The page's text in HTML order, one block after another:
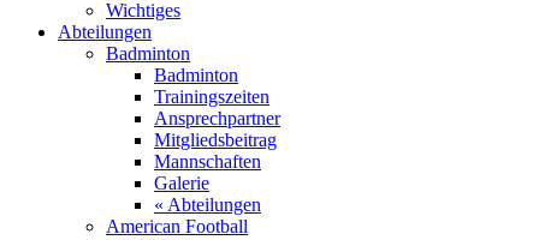
Wichtiges
Abteilungen
Badminton
Badminton
Trainingszeiten
Ansprechpartner
Mitgliedsbeitrag
Mannschaften
Galerie
« Abteilungen
American Football